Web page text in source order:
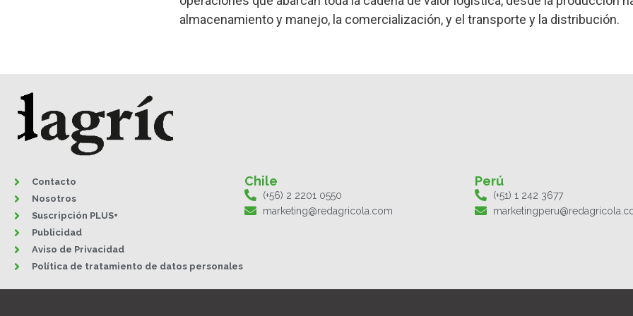
almacenamiento y manejo, la comercialización, y el transporte y la distribución.
Contacto
Nosotros
Suscripción PLUS+
Publicidad
Aviso de Privacidad
Política de tratamiento de datos personales
Chile
(+56) 2 2201 0550
marketing@redagricola.com
Perú
(+51) 1 242 3677